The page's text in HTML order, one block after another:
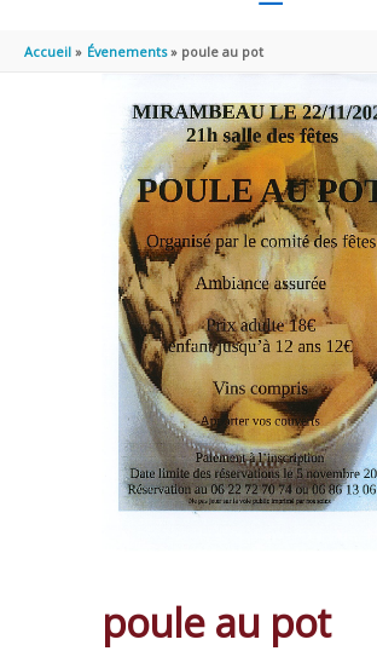
PRINCIPAL
Accueil Évenements poule au pot
poule au pot